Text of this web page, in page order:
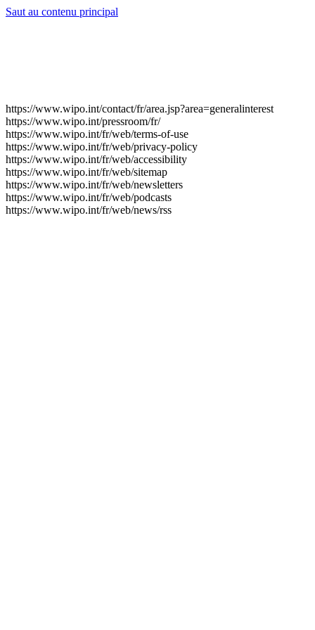
Saut au contenu principal
https://www.wipo.int/contact/fr/area.jsp?area=generalinterest
https://www.wipo.int/pressroom/fr/
https://www.wipo.int/fr/web/terms-of-use
https://www.wipo.int/fr/web/privacy-policy
https://www.wipo.int/fr/web/accessibility
https://www.wipo.int/fr/web/sitemap
https://www.wipo.int/fr/web/newsletters
https://www.wipo.int/fr/web/podcasts
https://www.wipo.int/fr/web/news/rss